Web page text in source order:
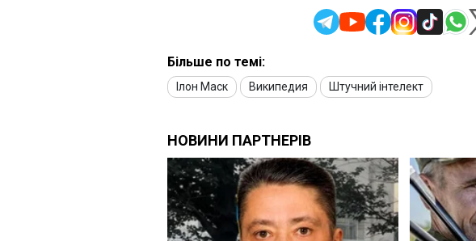
Більше по темі:
Ілон Маск Википедия Штучний інтелект